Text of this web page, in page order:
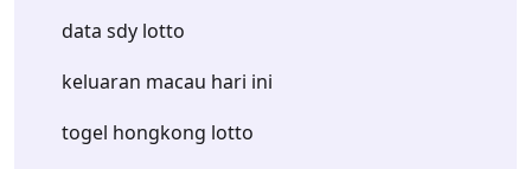
data sdy lotto
keluaran macau hari ini
togel hongkong lotto